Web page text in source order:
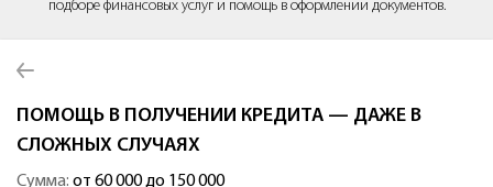
подборе финансовых услуг и помощь в оформлении документов.
ПОМОЩЬ В ПОЛУЧЕНИИ КРЕДИТА — ДАЖЕ В
СЛОЖНЫХ СЛУЧАЯХ
Сумма: от 60 000 до 150 000